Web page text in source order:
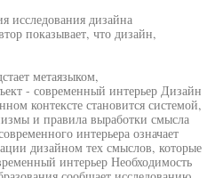
исследования дизайна
показывает, что дизайн,
метаязыком,
- современный интерьер Дизайн
контексте становится системой,
и правила выработки смысла
интерьера означает
дизайном тех смыслов, которые
интерьер Необходимость